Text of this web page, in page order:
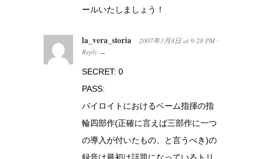
ールいたしましょう！
la_vera_storia 2007年3月8日 at 9:28 PM ·
Reply →
SECRET: 0
PASS:
バイロイトにおけるベーム指揮の指
輪四部作(正確に言えば三部作に一つ
の導入が付いたもの、と言うべき)の